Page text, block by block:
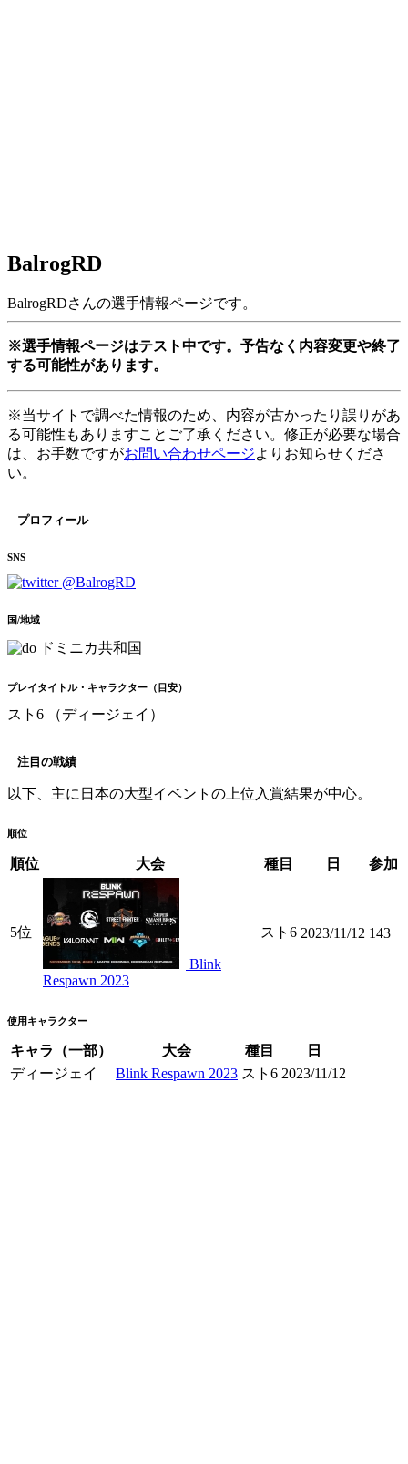
BalrogRD
BalrogRDさんの選手情報ページです。
※選手情報ページはテスト中です。予告なく内容変更や終了
する可能性があります。
※当サイトで調べた情報のため、内容が古かったり誤りがあ
る可能性もありますことご了承ください。修正が必要な場合
は、お手数ですがお問い合わせページよりお知らせくださ
い。
プロフィール
SNS
@BalrogRD
国/地域
ドミニカ共和国
プレイタイトル・キャラクター（目安）
スト6 （ディージェイ）
注目の戦績
以下、主に日本の大型イベントの上位入賞結果が中心。
順位
順位 大会 種目 日 参加
5位
Blink
Respawn 2023
スト6 2023/11/12 143
使用キャラクター
キャラ（一部） 大会 種目
日
ディージェイ
Blink Respawn 2023 スト6 2023/11/12